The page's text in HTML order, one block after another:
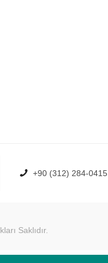
+90 (312) 284-0415
Saklıdır.